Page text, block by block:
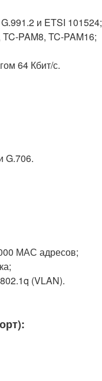
и ETSI 101524;
PAM8, TC-PAM16;
64 Кбит/с.
G.706.
МАС адресов;
(VLAN).